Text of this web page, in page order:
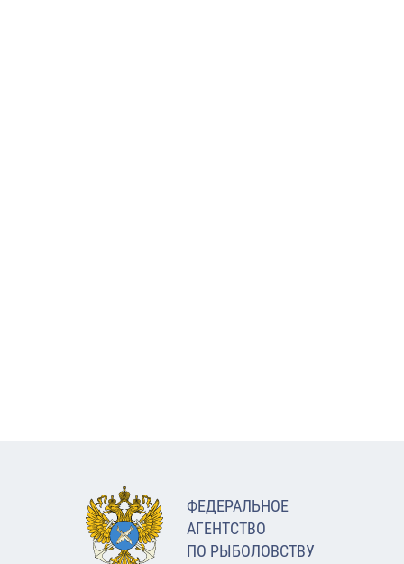
ФЕДЕРАЛЬНОЕ
АГЕНТСТВО
ПО РЫБОЛОВСТВУ